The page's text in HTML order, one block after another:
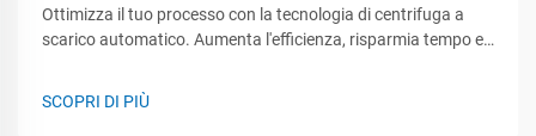
Ottimizza il tuo processo con la tecnologia di centrifuga a
scarico automatico. Aumenta l'efficienza, risparmia tempo e
SCOPRI DI PIÙ